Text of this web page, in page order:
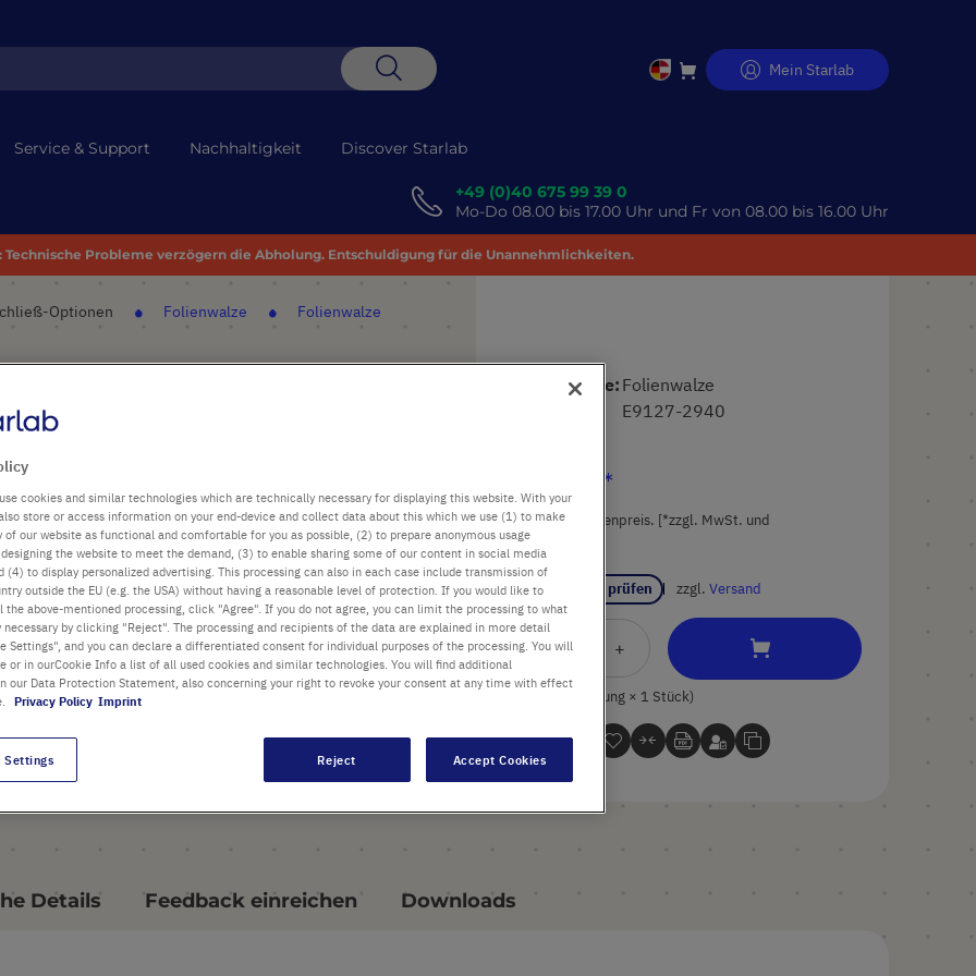
Direkt
Mein Starlab
Service & Support Nachhaltigkeit Discover Starlab
+49 (0)40 675 99 39 0
Mo-Do 08.00 bis 17.00 Uhr und Fr von 08.00 bis 16.00 Uhr
Technische Probleme verzögern die Abholung. Entschuldigung für die Unannehmlichkeiten.
Optionen Folienwalze Folienwalze
Weiche Gummiwalze zum
Verschließen
selbstklebender Folien
Produktname Folienwalze
E9127-2940
Preis ist der Listenpreis. [*zzgl. MwSt. und
Versandkosten]
Verfügbarkeit prüfen zzgl.Versand
- +
1 Stück (1 Packung × 1 Stück)
Details Feedback einreichen Downloads
cookies and similar technologies which are technically necessary for displaying this website. With your
store or access information on your end-device and collect data about this which we use (1) to make
of our website as functional and comfortable for you as possible, (2) to prepare anonymous usage
the website to meet the demand, (3) to enable sharing some of our content in social media
(4) to display personalized advertising. This processing can also in each case include transmission of
outside the EU (e.g. the USA) without having a reasonable level of protection. If you would like to
the above-mentioned processing, click "Agree". If you do not agree, you can limit the processing to what
by clicking "Reject". The processing and recipients of the data are explained in more detail
Settings", and you can declare a differentiated consent for individual purposes of the processing. You will
or in ourCookie Info a list of all used cookies and similar technologies. You will find additional
our Data Protection Statement, also concerning your right to revoke your consent at any time with effect
Privacy Policy Imprint
Settings Reject Accept Cookies